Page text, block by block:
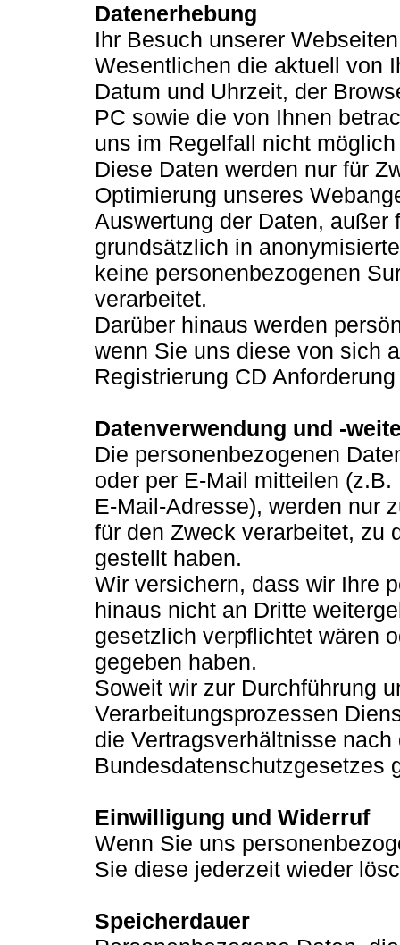
Datenerhebung
Ihr Besuch unserer
Wesentlichen die aktuell von
Datum und Uhrzeit, der
PC sowie die von Ihnen
uns im Regelfall nicht
Diese Daten werden nur für
Optimierung unseres
Auswertung der Daten,
grundsätzlich in
keine personenbezogenen
verarbeitet.
Darüber hinaus werden
wenn Sie uns diese von sich
Registrierung CD
Datenverwendung und -
Die personenbezogenen
oder per E-Mail mitteilen
E-Mail-Adresse), werden nur
für den Zweck verarbeitet, zu
gestellt haben.
Wir versichern, dass wir Ihre
hinaus nicht an Dritte
gesetzlich verpflichtet wären
gegeben haben.
Soweit wir zur Durchführung
Verarbeitungsprozessen
die Vertragsverhältnisse
Bundesdatenschutzgesetzes
Einwilligung und Widerruf
Wenn Sie uns
Sie diese jederzeit wieder
Speicherdauer